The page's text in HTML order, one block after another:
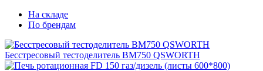
На складе
По брендам
Бесстресовый тестоделитель BM750 QSWORTH